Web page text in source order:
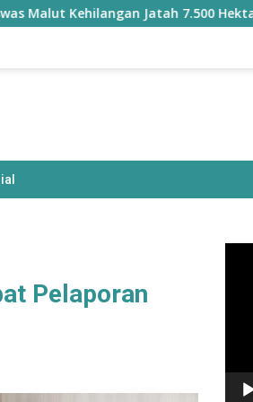
Kehilangan Jatah 7.500 Hektare
Pelaporan